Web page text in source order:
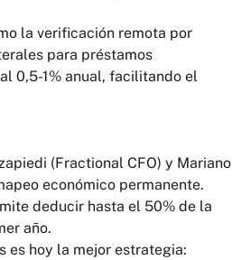
la verificación remota por
para préstamos
0,5-1% anual, facilitando el
(Fractional CFO) y Mariano
económico permanente.
deducir hasta el 50% de la
año.
es hoy la mejor estrategia: